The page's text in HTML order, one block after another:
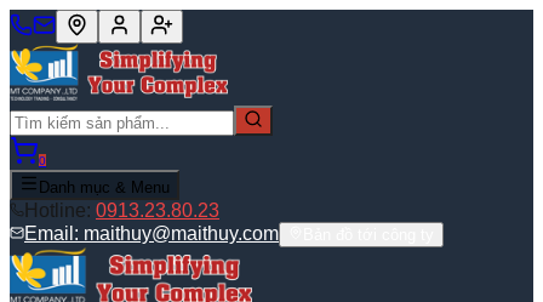
0
Danh mục & Menu
Hotline: 0913.23.80.23
Email: maithuy@maithuy.com